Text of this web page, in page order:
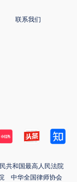
联系我们
共和国最高人民法院
中华全国律师协会